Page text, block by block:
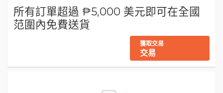
所有訂單超過 ₱5,000 美元即可在全國
范圍內免費送貨
獲取交易
交易